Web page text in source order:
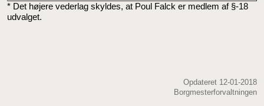
* Det højere vederlag skyldes, at Poul Falck er medlem af §-18
udvalget.
Opdateret 12-01-2018
Borgmesterforvaltningen